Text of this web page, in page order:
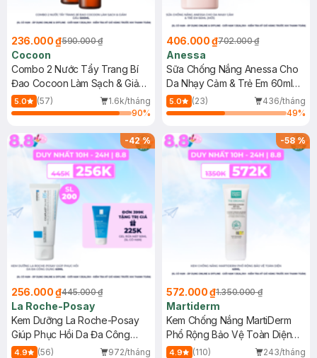
236.000 ₫590.000 ₫
Cocoon
Combo 2 Nước Tẩy Trang Bí
Đao Cocoon Làm Sạch & Giảm
Dầu 500ml
5.0 (57)
1.6k/tháng
90%
406.000 ₫702.000 ₫
Anessa
Sữa Chống Nắng Anessa Cho
Da Nhạy Cảm & Trẻ Em 60ml
(Mới)
5.0 (23)
436/tháng
49%
-42%
256.000 ₫445.000 ₫
La Roche-Posay
Kem Dưỡng La Roche-Posay
Giúp Phục Hồi Da Đa Công
Dụng 40ml
4.9 (56)
972/tháng
-58%
572.000 ₫1.350.000 ₫
Martiderm
Kem Chống Nắng MartiDerm
Phổ Rộng Bảo Vệ Toàn Diện
40ml
4.9 (110)
243/tháng